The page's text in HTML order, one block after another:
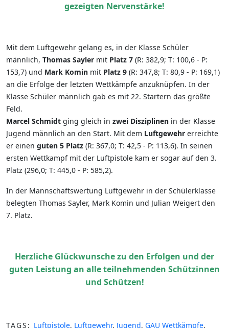
gezeigten Nervenstärke!
Mit dem Luftgewehr gelang es, in der Klasse Schüler
männlich, Thomas Sayler mit Platz 7 (R: 382,9; T: 100,6 - P:
153,7) und Mark Komin mit Platz 9 (R: 347,8; T: 80,9 - P: 169,1)
an die Erfolge der letzten Wettkämpfe anzuknüpfen. In der
Klasse Schüler männlich gab es mit 22. Startern das größte
Feld.
Marcel Schmidt ging gleich in zwei Disziplinen in der Klasse
Jugend männlich an den Start. Mit dem Luftgewehr erreichte
er einen guten 5 Platz (R: 367,0; T: 42,5 - P: 113,6). In seinen
ersten Wettkampf mit der Luftpistole kam er sogar auf den 3.
Platz (296,0; T: 445,0 - P: 585,2).
In der Mannschaftswertung Luftgewehr in der Schülerklasse
belegten Thomas Sayler, Mark Komin und Julian Weigert den
7. Platz.
Herzliche Glückwunsche zu den Erfolgen und der
guten Leistung an alle teilnehmenden Schützinnen
und Schützen!
TAGS: Luftpistole, Luftgewehr, Jugend, GAU Wettkämpfe,